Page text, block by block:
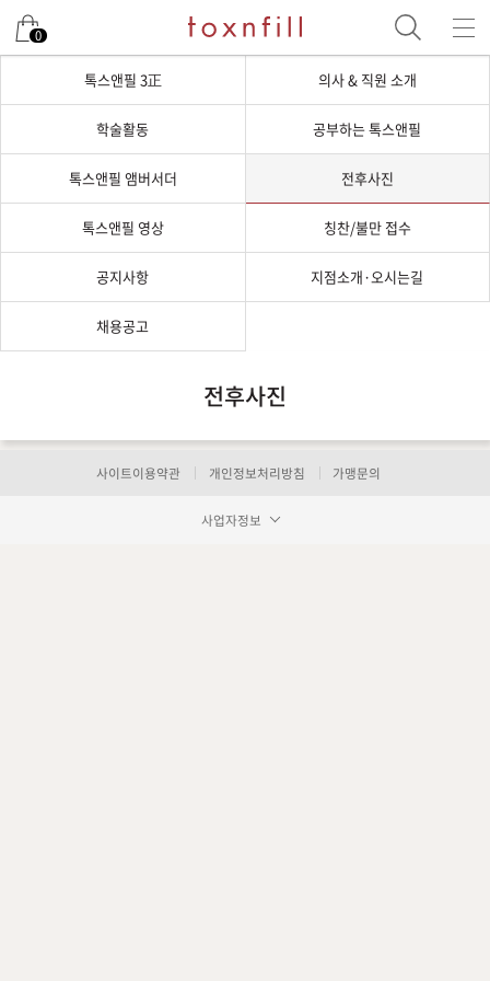
0
톡스앤필 3正 의사 & 직원 소개
학술활동 공부하는 톡스앤필
톡스앤필 앰버서더 전후사진
톡스앤필 영상 칭찬/불만 접수
공지사항 지점소개·오시는길
채용공고
전후사진
사이트이용약관 개인정보처리방침 가맹문의
사업자정보